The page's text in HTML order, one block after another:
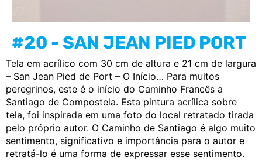
#20 - SAN JEAN PIED PORT
Tela em acrílico com 30 cm de altura e 21 cm de largura
– San Jean Pied de Port – O Início… Para muitos
peregrinos, este é o início do Caminho Francês a
Santiago de Compostela. Esta pintura acrílica sobre
tela, foi inspirada em uma foto do local retratado tirada
pelo próprio autor. O Caminho de Santiago é algo muito
sentimento, significativo e importância para o autor e
retratá-lo é uma forma de expressar esse sentimento.